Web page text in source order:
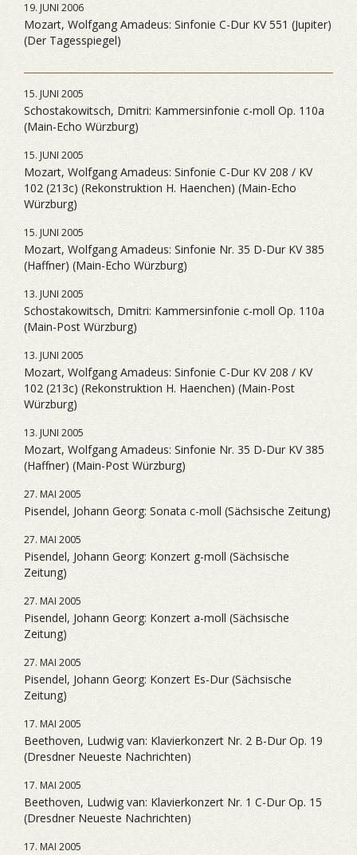
19. JUNI 2006
Mozart, Wolfgang Amadeus: Sinfonie C-Dur KV 551 (Jupiter)
(Der Tagesspiegel)
15. JUNI 2005
Schostakowitsch, Dmitri: Kammersinfonie c-moll Op. 110a
(Main-Echo Würzburg)
15. JUNI 2005
Mozart, Wolfgang Amadeus: Sinfonie C-Dur KV 208 / KV
102 (213c) (Rekonstruktion H. Haenchen) (Main-Echo
Würzburg)
15. JUNI 2005
Mozart, Wolfgang Amadeus: Sinfonie Nr. 35 D-Dur KV 385
(Haffner) (Main-Echo Würzburg)
13. JUNI 2005
Schostakowitsch, Dmitri: Kammersinfonie c-moll Op. 110a
(Main-Post Würzburg)
13. JUNI 2005
Mozart, Wolfgang Amadeus: Sinfonie C-Dur KV 208 / KV
102 (213c) (Rekonstruktion H. Haenchen) (Main-Post
Würzburg)
13. JUNI 2005
Mozart, Wolfgang Amadeus: Sinfonie Nr. 35 D-Dur KV 385
(Haffner) (Main-Post Würzburg)
27. MAI 2005
Pisendel, Johann Georg: Sonata c-moll (Sächsische Zeitung)
27. MAI 2005
Pisendel, Johann Georg: Konzert g-moll (Sächsische
Zeitung)
27. MAI 2005
Pisendel, Johann Georg: Konzert a-moll (Sächsische
Zeitung)
27. MAI 2005
Pisendel, Johann Georg: Konzert Es-Dur (Sächsische
Zeitung)
17. MAI 2005
Beethoven, Ludwig van: Klavierkonzert Nr. 2 B-Dur Op. 19
(Dresdner Neueste Nachrichten)
17. MAI 2005
Beethoven, Ludwig van: Klavierkonzert Nr. 1 C-Dur Op. 15
(Dresdner Neueste Nachrichten)
17. MAI 2005